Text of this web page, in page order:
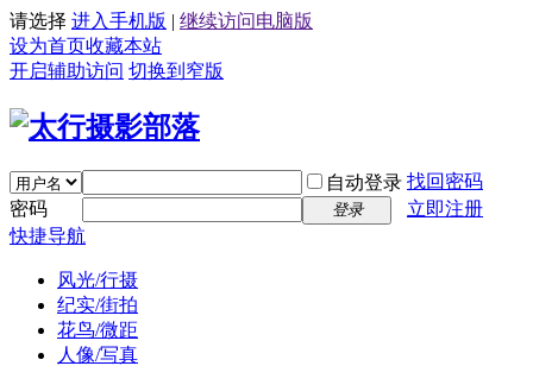
请选择 进入手机版 | 继续访问电脑版
设为首页收藏本站
开启辅助访问 切换到窄版
自动登录 找回密码
密码
登录
立即注册
快捷导航
风光/行摄
纪实/街拍
花鸟/微距
人像/写真